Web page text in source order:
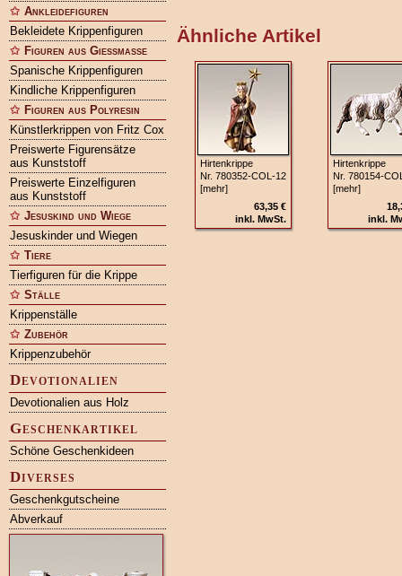
Ankleidefiguren
Bekleidete Krippenfiguren
Figuren aus Gießmasse
Spanische Krippenfiguren
Kindliche Krippenfiguren
Figuren aus Polyresin
Künstlerkrippen von Fritz Cox
Preiswerte Figurensätze
aus Kunststoff
Preiswerte Einzelfiguren
aus Kunststoff
Jesuskind und Wiege
Jesuskinder und Wiegen
Tiere
Tierfiguren für die Krippe
Ställe
Krippenställe
Zubehör
Krippenzubehör
Devotionalien
Devotionalien aus Holz
Geschenkartikel
Schöne Geschenkideen
Diverses
Geschenkgutscheine
Abverkauf
Ähnliche Artikel
Hirtenkrippe
Nr. 780352‑COL‑12
[mehr]
63,35 €
inkl. MwSt.
Hirtenkrippe
Nr.
[mehr]
inkl.